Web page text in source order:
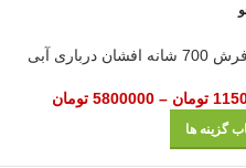
درباری آبی
تومان –
5800000 تومان
گزینه ها